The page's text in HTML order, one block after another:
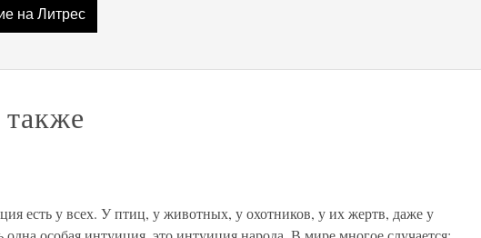
на Литрес
есть у всех. У птиц, у животных, у охотников, у их жертв, даже у